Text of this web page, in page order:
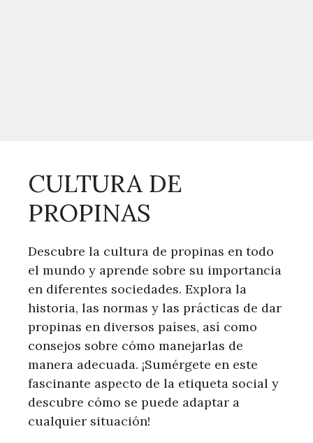
CULTURA DE
PROPINAS
Descubre la cultura de propinas en todo
el mundo y aprende sobre su importancia
en diferentes sociedades. Explora la
historia, las normas y las prácticas de dar
propinas en diversos países, así como
consejos sobre cómo manejarlas de
manera adecuada. ¡Sumérgete en este
fascinante aspecto de la etiqueta social y
descubre cómo se puede adaptar a
cualquier situación!